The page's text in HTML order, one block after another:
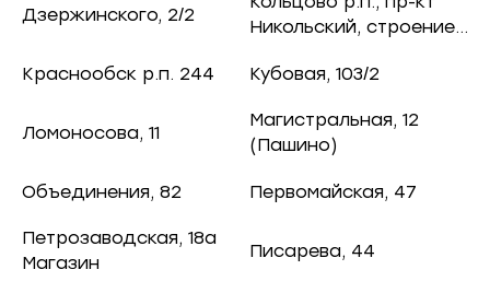
Дзержинского, 2/2
Никольский, строение
Краснообск р.п. 244
Кубовая, 103/2
Ломоносова, 11
Магистральная, 12
(Пашино)
Объединения, 82 Первомайская, 47
Петрозаводская, 18а
Магазин
Писарева, 44
и снеки
рыба
77б
2
В корзину
Пирожок ржаной с минтаем и
картофелем с/м